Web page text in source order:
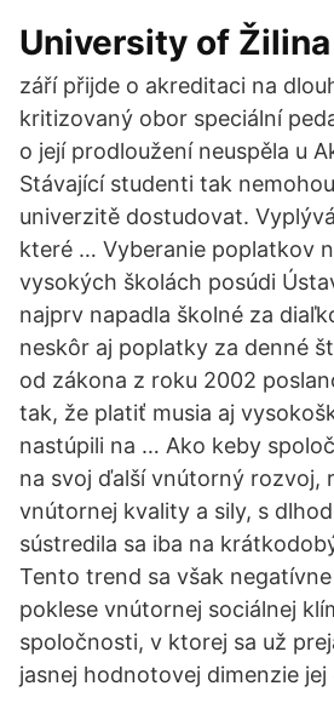
University of Žilina
září přijde o akreditaci na
kritizovaný obor speciální
o její prodloužení neuspěla u
Stávající studenti tak
univerzitě dostudovat.
které … Vyberanie poplatkov
vysokých školách posúdi
najprv napadla školné za
neskôr aj poplatky za denné
od zákona z roku 2002
tak, že platiť musia aj
nastúpili na … Ako keby
na svoj ďalší vnútorný rozvoj,
vnútornej kvality a sily, s
sústredila sa iba na
Tento trend sa však
poklese vnútornej sociálnej
spoločnosti, v ktorej sa už
jasnej hodnotovej dimenzie jej